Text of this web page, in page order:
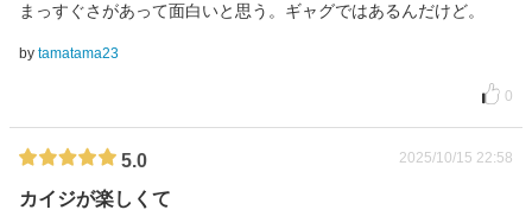
まっすぐさがあって面白いと思う。ギャグではあるんだけど。
by tamatama23
0
5.0 2025/10/15 22:58
カイジが楽しくて